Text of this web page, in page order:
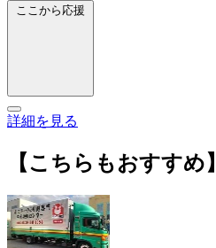
ここから応援
詳細を見る
【こちらもおすすめ】